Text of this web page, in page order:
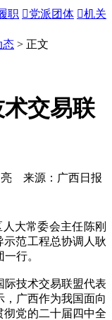
职 党派团体 机关
态 > 正文
交易联
亮 来源：广西日报
大常委会主任陈刚
示范工程总协调人耿
行。
技术交易联盟代表
，广西作为我国面向
彻党的二十届四中全